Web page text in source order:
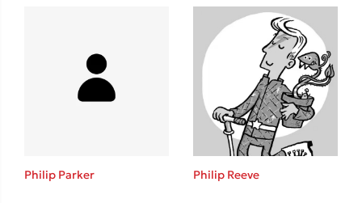
Pierdomenico Baccalario
Δανάη Ιμπραχήμ
Τεστ: Ποιο αστυνομικό βιβλίο σου ταιριάζει για το καλοκαίρι;
Philip Parker Philip Reeve